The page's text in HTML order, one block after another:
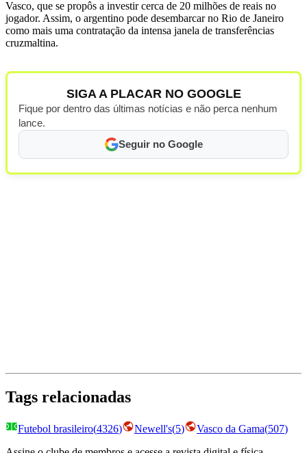
Vasco, que se propôs a investir cerca de 20 milhões de reais no
jogador. Assim, o argentino pode desembarcar no Rio de Janeiro
como mais uma contratação da intensa janela de transferências
cruzmaltina.
SIGA A PLACAR NO GOOGLE
Fique por dentro das últimas notícias e não perca nenhum
lance.
Seguir no Google
Tags relacionadas
Futebol brasileiro(4326) Newell's(5) Vasco da Gama(507)